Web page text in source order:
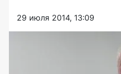
29 июля 2014, 13:09